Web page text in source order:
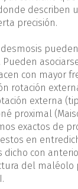
describen
precisión.
Pueden
con mayor
rotación
externa
proximal
exactos de
en
dicho con
del maléolo